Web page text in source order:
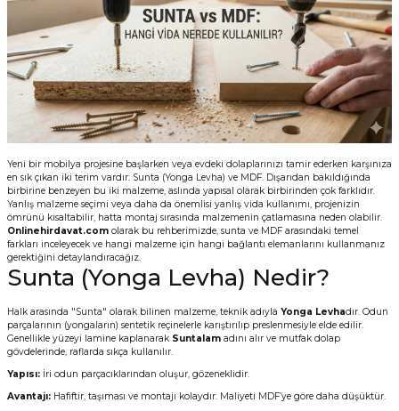
Vitrin Ara Ayakları
Ayak Tablaları
Askı Boruları ve Flanşları
Ara Ayak ve Aparatları
Papuç Çeşitleri
Cam Kilidi
Sandık Kilitleri
Elektronik Kilitler
Piton Askı
Vida, Dübel ve Çivi
Zımpara Çeşitleri
Tutkal Çeşitleri
Fırça ve Spatula
El Rendesi
Silikon Tabancaları
Sıcak Hava Tabancası
Sabunluk
Şampuanlık
Tuvalet Fırçalığı
Pantolonluk
Yeni bir mobilya projesine başlarken veya evdeki dolaplarınızı tamir ederken karşınıza
en sık çıkan iki terim vardır: Sunta (Yonga Levha) ve MDF. Dışarıdan bakıldığında
birbirine benzeyen bu iki malzeme, aslında yapısal olarak birbirinden çok farklıdır.
Yanlış malzeme seçimi veya daha da önemlisi yanlış vida kullanımı, projenizin
ömrünü kısaltabilir, hatta montaj sırasında malzemenin çatlamasına neden olabilir.
Onlinehirdavat.com olarak bu rehberimizde, sunta ve MDF arasındaki temel
farkları inceleyecek ve hangi malzeme için hangi bağlantı elemanlarını kullanmanız
gerektiğini detaylandıracağız.
Sunta (Yonga Levha) Nedir?
Halk arasında "Sunta" olarak bilinen malzeme, teknik adıyla Yonga Levhadır. Odun
parçalarının (yongaların) sentetik reçinelerle karıştırılıp preslenmesiyle elde edilir.
Genellikle yüzeyi lamine kaplanarak Suntalam adını alır ve mutfak dolap
gövdelerinde, raflarda sıkça kullanılır.
Yapısı: İri odun parçacıklarından oluşur, gözeneklidir.
Avantajı: Hafiftir, taşıması ve montajı kolaydır. Maliyeti MDF’ye göre daha düşüktür.